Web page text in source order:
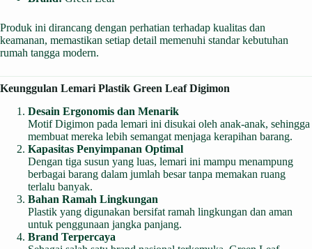
Produk ini dirancang dengan perhatian terhadap kualitas dan
keamanan, memastikan setiap detail memenuhi standar kebutuhan
rumah tangga modern.
Keunggulan Lemari Plastik Green Leaf Digimon
Desain Ergonomis dan Menarik
Motif Digimon pada lemari ini disukai oleh anak-anak, sehingga
membuat mereka lebih semangat menjaga kerapihan barang.
Kapasitas Penyimpanan Optimal
Dengan tiga susun yang luas, lemari ini mampu menampung
berbagai barang dalam jumlah besar tanpa memakan ruang
terlalu banyak.
Bahan Ramah Lingkungan
Plastik yang digunakan bersifat ramah lingkungan dan aman
untuk penggunaan jangka panjang.
Brand Terpercaya